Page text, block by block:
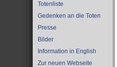
Totenliste
Gedenken an die Toten
Presse
Bilder
Information in English
Zur neuen Webseite